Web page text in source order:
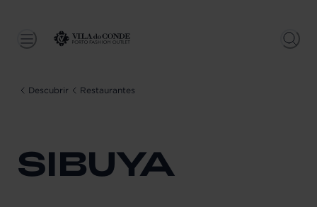
Descubrir Restaurantes
SIBUYA